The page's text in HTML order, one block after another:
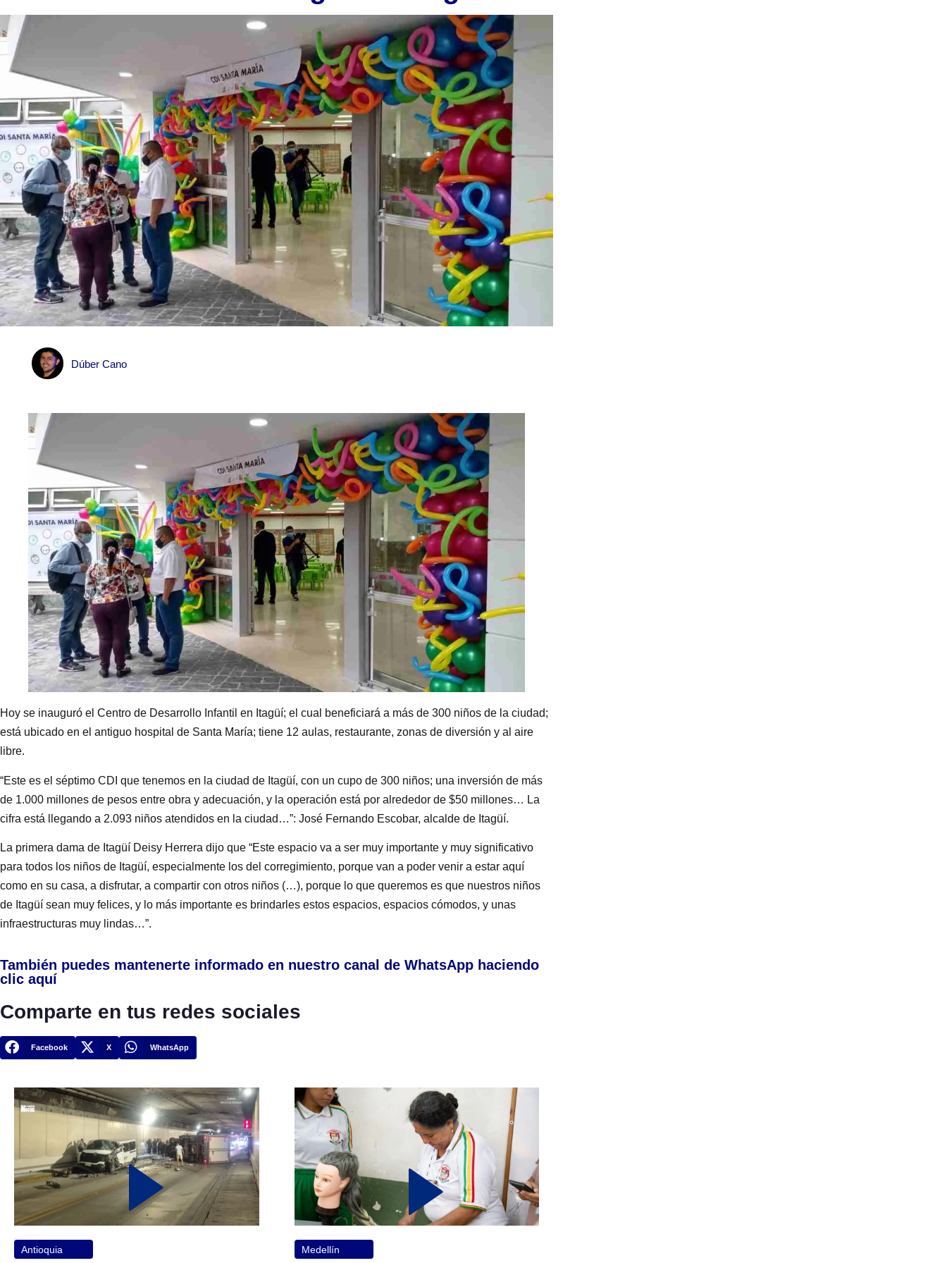
Dúber Cano
Hoy se inauguró el Centro de Desarrollo Infantil en Itagüí; el cual beneficiará a más de 300 niños de la ciudad;
está ubicado en el antiguo hospital de Santa María; tiene 12 aulas, restaurante, zonas de diversión y al aire
libre.
“Este es el séptimo CDI que tenemos en la ciudad de Itagüí, con un cupo de 300 niños; una inversión de más
de 1.000 millones de pesos entre obra y adecuación, y la operación está por alrededor de $50 millones… La
cifra está llegando a 2.093 niños atendidos en la ciudad…”: José Fernando Escobar, alcalde de Itagüí.
La primera dama de Itagüí Deisy Herrera dijo que “Este espacio va a ser muy importante y muy significativo
para todos los niños de Itagüí, especialmente los del corregimiento, porque van a poder venir a estar aquí
como en su casa, a disfrutar, a compartir con otros niños (…), porque lo que queremos es que nuestros niños
de Itagüí sean muy felices, y lo más importante es brindarles estos espacios, espacios cómodos, y unas
infraestructuras muy lindas…”.
También puedes mantenerte informado en nuestro canal de WhatsApp haciendo
clic aquí
Comparte en tus redes sociales
Facebook X WhatsApp
Antioquia Medellín